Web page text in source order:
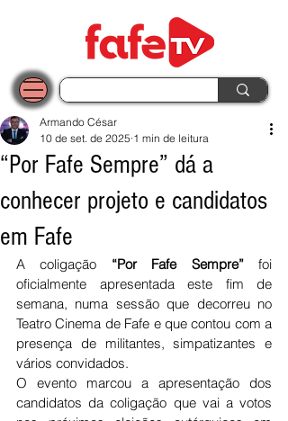
“Por Fafe Sempre” dá a
conhecer projeto e candidatos
em Fafe
Armando César
10 de set. de 2025 1 min de leitura
A coligação “Por Fafe Sempre” foi
oficialmente apresentada este fim de
semana, numa sessão que decorreu no
Teatro Cinema de Fafe e que contou com a
presença de militantes, simpatizantes e
vários convidados.
O evento marcou a apresentação dos
candidatos da coligação que vai a votos